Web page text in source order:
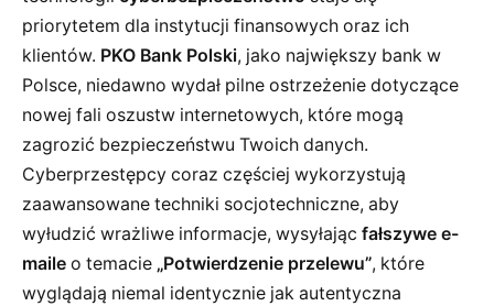
priorytetem dla instytucji finansowych oraz ich
klientów. PKO Bank Polski, jako największy bank w
Polsce, niedawno wydał pilne ostrzeżenie dotyczące
nowej fali oszustw internetowych, które mogą
zagrozić bezpieczeństwu Twoich danych.
Cyberprzestępcy coraz częściej wykorzystują
zaawansowane techniki socjotechniczne, aby
wyłudzić wrażliwe informacje, wysyłając fałszywe e-
maile o temacie „Potwierdzenie przelewu”, które
wyglądają niemal identycznie jak autentyczna